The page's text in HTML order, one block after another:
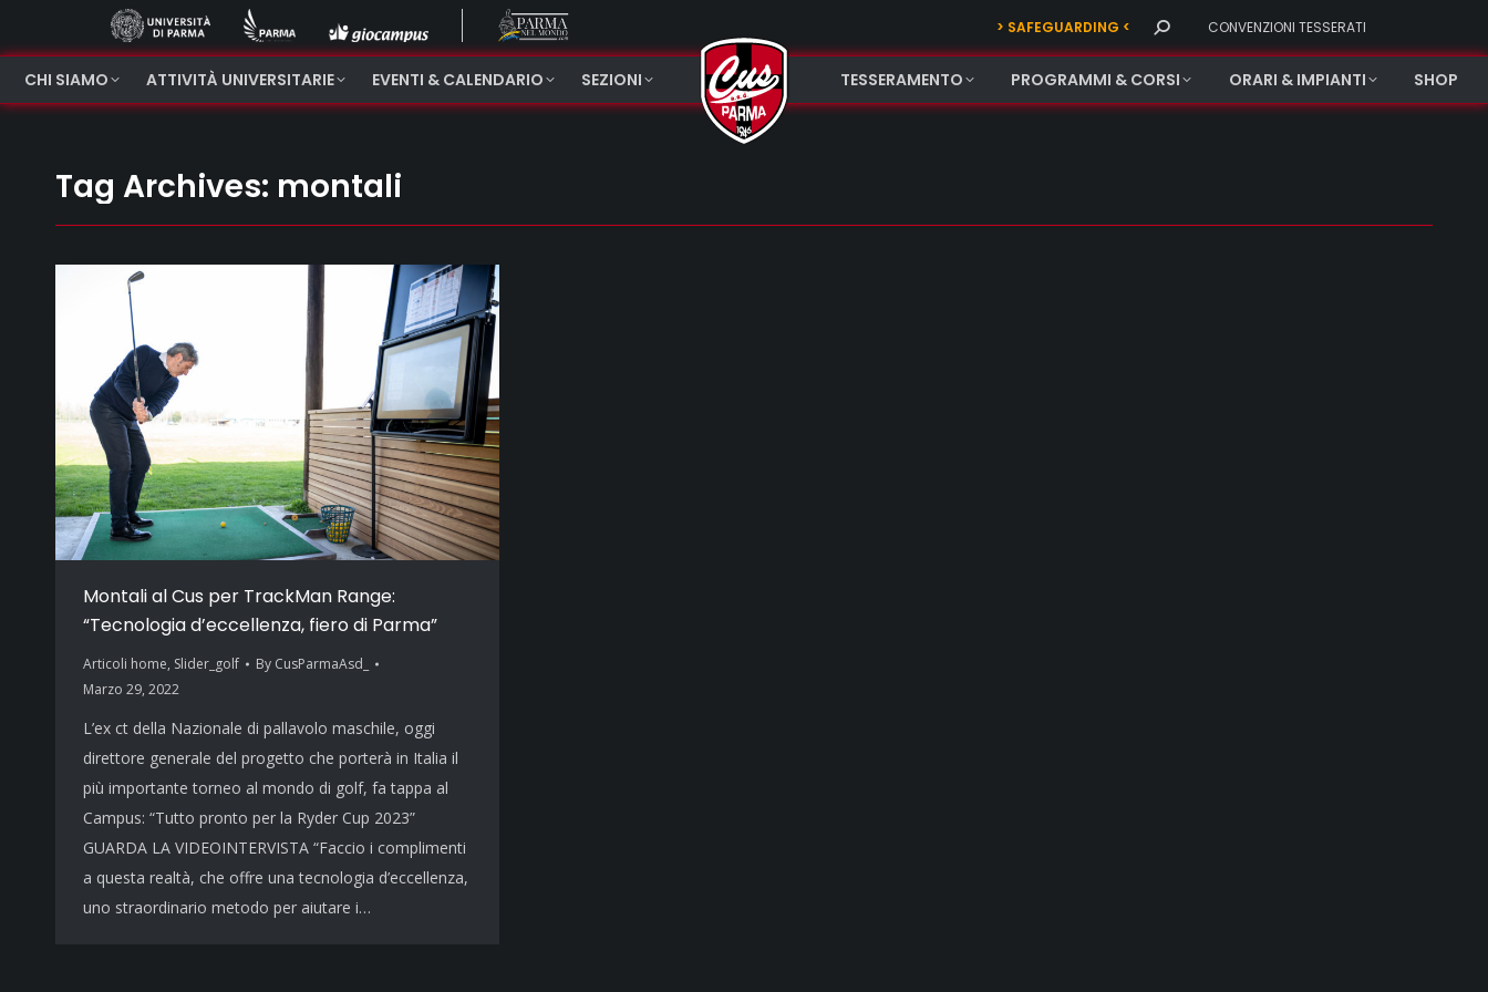
> SAFEGUARDING < Search: CONVENZIONI TESSERATI
CHI SIAMO ATTIVITÀ UNIVERSITARIE EVENTI & CALENDARIO SEZIONI TESSERAMENTO PROGRAMMI & CORSI ORARI & IMPIANTI SHOP
Tag Archives: montali
Montali al Cus per TrackMan Range:
“Tecnologia d’eccellenza, fiero di Parma”
Articoli home, Slider_golf By CusParmaAsd_
Marzo 29, 2022
L’ex ct della Nazionale di pallavolo maschile, oggi
direttore generale del progetto che porterà in Italia il
più importante torneo al mondo di golf, fa tappa al
Campus: “Tutto pronto per la Ryder Cup 2023”
GUARDA LA VIDEOINTERVISTA “Faccio i complimenti
a questa realtà, che offre una tecnologia d’eccellenza,
uno straordinario metodo per aiutare i…